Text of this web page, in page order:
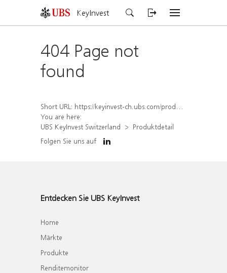
KeyInvest
404 Page not
found
Short URL: https://keyinvest-ch.ubs.com/produkt/detail/index/isin/CH1579304366
You are here:
UBS KeyInvest Switzerland
Produktdetail
Folgen Sie uns auf
Entdecken Sie UBS KeyInvest
Home
Märkte
Produkte
Renditemonitor